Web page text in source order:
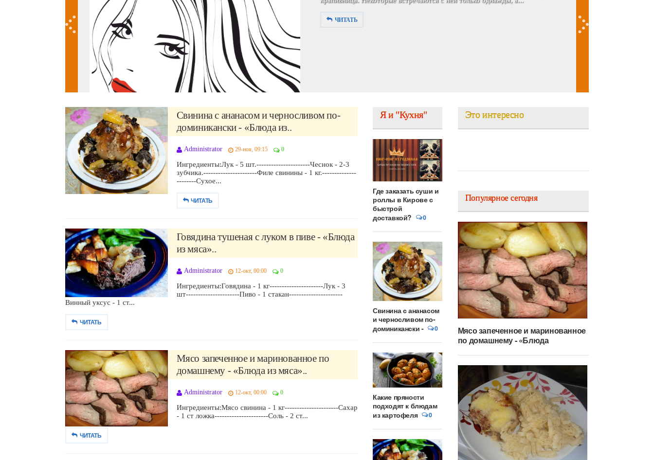
ЧИТАТЬ
Свинина с ананасом и черносливом по-
доминикански - «Блюда из..
Administrator 29-ноя, 09:15 0
Ингредиенты:Лук - 5 шт.----------------------Чеснок - 2-3
зубчика.----------------------Филе свинины - 1 кг.--------------
--------Сухое...
ЧИТАТЬ
Говядина тушеная с луком в пиве - «Блюда
из мяса»..
Administrator 12-окт, 00:00 0
Ингредиенты:Говядина - 1 кг----------------------Лук - 3
шт----------------------Пиво - 1 стакан----------------------
Винный уксус - 1 ст...
ЧИТАТЬ
Мясо запеченное и маринованное по
домашнему - «Блюда из мяса»..
Administrator 12-окт, 00:00 0
Ингредиенты:Мясо свинина - 1 кг----------------------Сахар
- 1 ст ложка----------------------Соль - 2 ст...
ЧИТАТЬ
Я и "Кухня"
Где заказать суши и
роллы в Кирове с
быстрой
доставкой?
0
Свинина с ананасом
и черносливом по-
доминикански -
0
Какие пряности
подходят к блюдам
из картофеля
0
Это интересно
Популярное сегодня
Мясо запеченное и маринованное
по домашнему - «Блюда